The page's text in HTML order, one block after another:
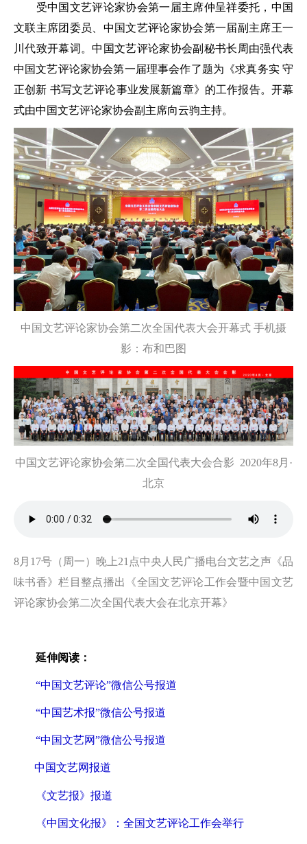
受中国文艺评论家协会第一届主席仲呈祥委托，中国
文联主席团委员、中国文艺评论家协会第一届副主席王一
川代致开幕词。中国文艺评论家协会副秘书长周由强代表
中国文艺评论家协会第一届理事会作了题为《求真务实 守
正创新 书写文艺评论事业发展新篇章》的工作报告。开幕
式由中国文艺评论家协会副主席向云驹主持。
中国文艺评论家协会第二次全国代表大会开幕式 手机摄
影：布和巴图
中国文艺评论家协会第二次全国代表大会合影 2020年8月·
北京
8月17号（周一）晚上21点中央人民广播电台文艺之声《品
味书香》栏目整点播出《全国文艺评论工作会暨中国文艺
评论家协会第二次全国代表大会在北京开幕》
延伸阅读：
“中国文艺评论”微信公号报道
“中国艺术报”微信公号报道
“中国文艺网”微信公号报道
中国文艺网报道
《文艺报》报道
《中国文化报》：全国文艺评论工作会举行